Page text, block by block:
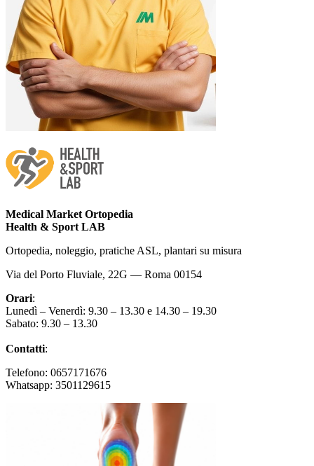
Medical Market Ortopedia
Health & Sport LAB
Ortopedia, noleggio, pratiche ASL, plantari su misura
Via del Porto Fluviale, 22G — Roma 00154
Orari:
Lunedì – Venerdì: 9.30 – 13.30 e 14.30 – 19.30
Sabato: 9.30 – 13.30
Contatti:
Telefono: 0657171676
Whatsapp: 3501129615